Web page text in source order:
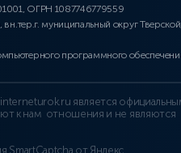
ОГРН 1087746779559
муниципальный округ
программного
является
к нам отношения и не являются
SmartCaptcha от Яндекс